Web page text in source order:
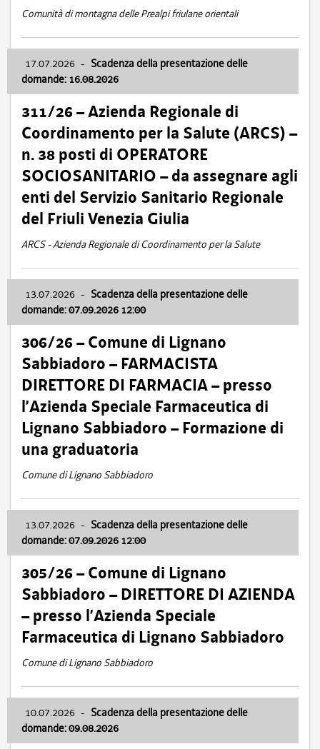
Comunità di montagna delle Prealpi friulane orientali
17.07.2026 - Scadenza della presentazione delle
domande: 16.08.2026
311/26 – Azienda Regionale di
Coordinamento per la Salute (ARCS) –
n. 38 posti di OPERATORE
SOCIOSANITARIO – da assegnare agli
enti del Servizio Sanitario Regionale
del Friuli Venezia Giulia
ARCS - Azienda Regionale di Coordinamento per la Salute
13.07.2026 - Scadenza della presentazione delle
domande: 07.09.2026 12:00
306/26 – Comune di Lignano
Sabbiadoro – FARMACISTA
DIRETTORE DI FARMACIA – presso
l’Azienda Speciale Farmaceutica di
Lignano Sabbiadoro – Formazione di
una graduatoria
Comune di Lignano Sabbiadoro
13.07.2026 - Scadenza della presentazione delle
domande: 07.09.2026 12:00
305/26 – Comune di Lignano
Sabbiadoro – DIRETTORE DI AZIENDA
– presso l’Azienda Speciale
Farmaceutica di Lignano Sabbiadoro
Comune di Lignano Sabbiadoro
10.07.2026 - Scadenza della presentazione delle
domande: 09.08.2026